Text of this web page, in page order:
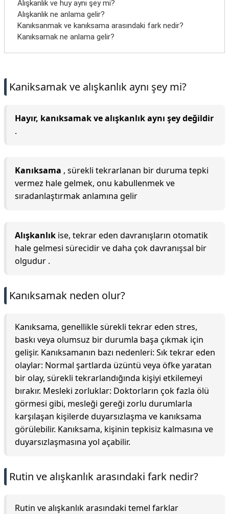
Alışkanlık ve huy aynı şey mi?
Alışkanlık ne anlama gelir?
Kanıksanmak ve kanıksama arasındaki fark nedir?
Kanıksamak ne anlama gelir?
Kaniksamak ve alışkanlık aynı şey mi?
Hayır, kanıksamak ve alışkanlık aynı şey değildir
.
Kanıksama , sürekli tekrarlanan bir duruma tepki
vermez hale gelmek, onu kabullenmek ve
sıradanlaştırmak anlamına gelir
Alışkanlık ise, tekrar eden davranışların otomatik
hale gelmesi sürecidir ve daha çok davranışsal bir
olgudur .
Kanıksamak neden olur?
Kanıksama, genellikle sürekli tekrar eden stres,
baskı veya olumsuz bir durumla başa çıkmak için
gelişir. Kanıksamanın bazı nedenleri: Sık tekrar eden
olaylar: Normal şartlarda üzüntü veya öfke yaratan
bir olay, sürekli tekrarlandığında kişiyi etkilemeyi
bırakır. Mesleki zorluklar: Doktorların çok fazla ölü
görmesi gibi, mesleği gereği zorlu durumlarla
karşılaşan kişilerde duyarsızlaşma ve kanıksama
görülebilir. Kanıksama, kişinin tepkisiz kalmasına ve
duyarsızlaşmasına yol açabilir.
Rutin ve alışkanlık arasındaki fark nedir?
Rutin ve alışkanlık arasındaki temel farklar